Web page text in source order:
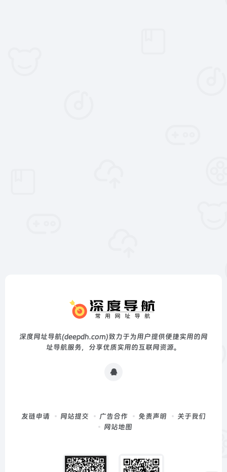
深度网址导航(deepdh.com)致力于为用户提供便捷实用的网
址导航服务，分享优质实用的互联网资源。
友链申请 网站提交 广告合作 免责声明
关于我们
网站地图